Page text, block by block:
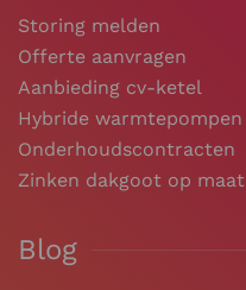
Storing melden
Offerte aanvragen
Aanbieding cv-ketel
Hybride warmtepompen
Onderhoudscontracten
Zinken dakgoot op maat
Blog